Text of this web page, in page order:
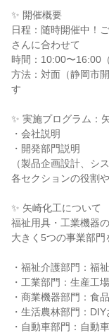
✨ 開催概要
日程：随時開催中！
さんに合わせて
時間：10:00〜16:00（
方法：対面（静岡市
す
✨ 実施プログラム：
・会社説明
・開発部門説明
（製品企画設計、シ
各セクションの役割
✨ 矢崎化工について
福祉用具・工業機器
大きく5つの事業部門
・福祉介護部門：福
・工業部門：生産工
・商業機器部門：食
・生活農林部門：
・自動車部門：自動